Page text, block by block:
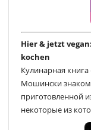
Hier & jetzt
kochen
Кулинарная книга
Мошински
приготовленной
некоторые из